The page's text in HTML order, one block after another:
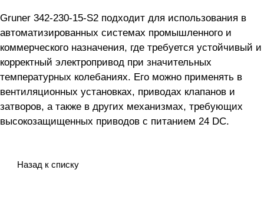
Gruner 342-230-15-S2 подходит для использования в
автоматизированных системах промышленного и
коммерческого назначения, где требуется устойчивый и
корректный электропривод при значительных
температурных колебаниях. Его можно применять в
вентиляционных установках, приводах клапанов и
затворов, а также в других механизмах, требующих
высокозащищенных приводов с питанием 24 DC.
Назад к списку